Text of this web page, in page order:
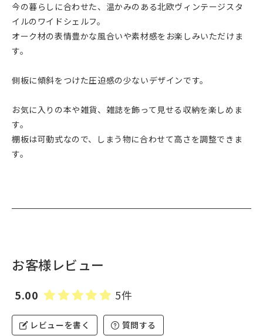
今の暮らしに合わせた、温かみのある北欧ヴィンテージスタ
イルのワイドシェルフ。
オーク材の表情豊かな風合いや素材感をお楽しみいただけま
す。
側板に傾斜をつけた圧迫感の少ないデザインです。
お気に入りの本や雑貨、雑誌を飾って見せる収納を楽しめま
す。
棚板は可動式なので、しまう物に合わせて高さを調整できま
す。
お客様レビュー
5.00 5件
レビューを書く 質問する